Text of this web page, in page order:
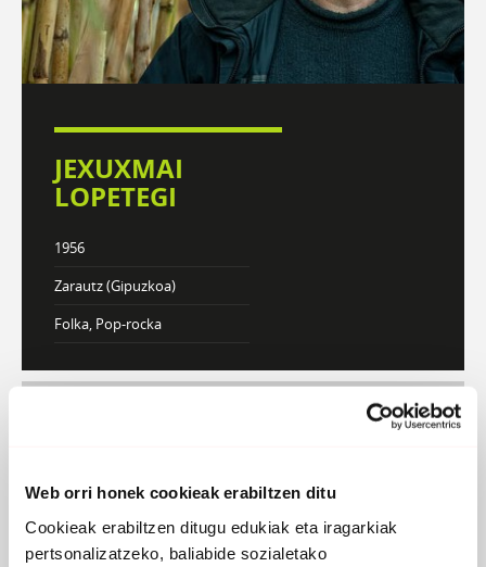
Web orri honek cookieak erabiltzen ditu
Cookieak erabiltzen ditugu edukiak eta iragarkiak
pertsonalizatzeko, baliabide sozialetako
JEXUXMAI
LOPETEGI
1956
Zarautz (Gipuzkoa)
Folka, Pop-rocka
BIOGRAFIA
Atzera